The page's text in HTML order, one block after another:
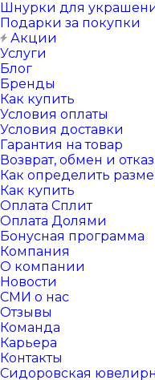
Шнурки для
Подарки за покупки
Акции
Услуги
Блог
Бренды
Как купить
Условия оплаты
Условия доставки
Гарантия на товар
Возврат, обмен и отказ
Как определить
Как купить
Оплата Сплит
Оплата Долями
Бонусная программа
Компания
О компании
Новости
СМИ о нас
Отзывы
Команда
Карьера
Контакты
Сидоровская